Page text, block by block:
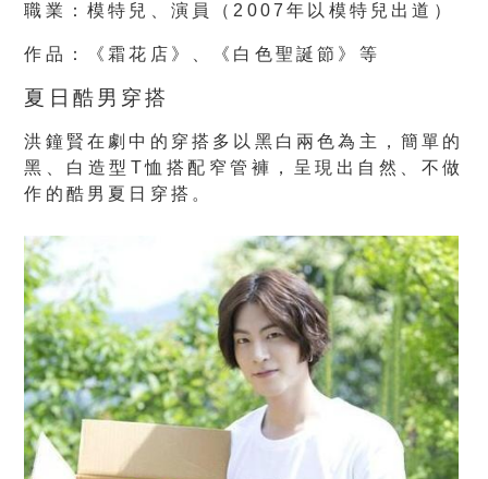
職業：模特兒、演員（2007年以模特兒出道）
作品：《霜花店》、《白色聖誕節》等
夏日酷男穿搭
洪鐘賢在劇中的穿搭多以黑白兩色為主，簡單的
黑、白造型T恤搭配窄管褲，呈現出自然、不做
作的酷男夏日穿搭。